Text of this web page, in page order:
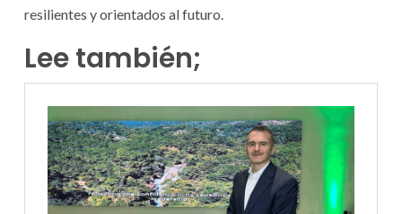
resilientes y orientados al futuro.
Lee también;